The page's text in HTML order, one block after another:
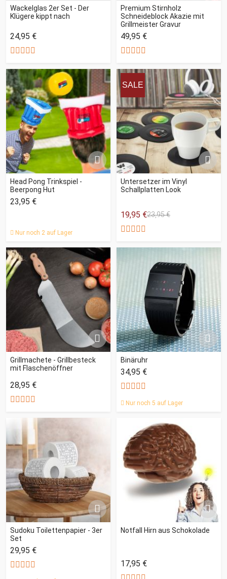
Wackelglas 2er Set - Der
Klügere kippt nach
24,95 €
Premium Stirnholz
Schneideblock Akazie mit
Grillmeister Gravur
49,95 €
Head Pong Trinkspiel -
Beerpong Hut
23,95 €
Nur noch 2 auf Lager
SALE
Untersetzer im Vinyl
Schallplatten Look
19,95 €23,95 €
Grillmachete - Grillbesteck
mit Flaschenöffner
28,95 €
Binäruhr
34,95 €
Nur noch 5 auf Lager
Sudoku Toilettenpapier - 3er
Set
29,95 €
Notfall Hirn aus Schokolade
17,95 €